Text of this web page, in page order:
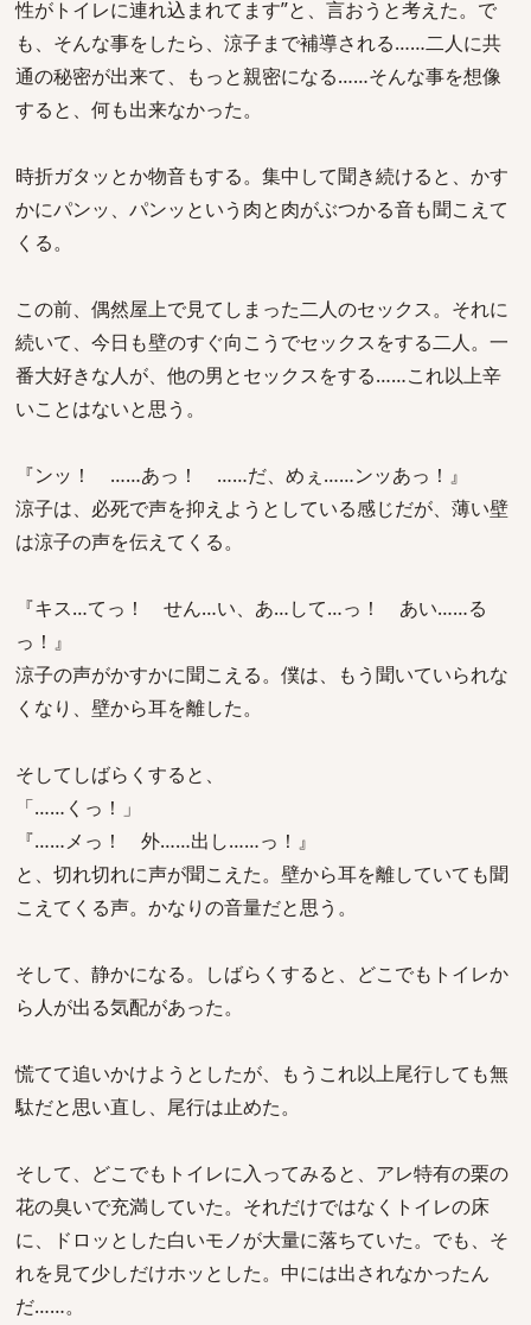
性がトイレに連れ込まれてます”と、言おうと考えた。で
も、そんな事をしたら、涼子まで補導される……二人に共
通の秘密が出来て、もっと親密になる……そんな事を想像
すると、何も出来なかった。
時折ガタッとか物音もする。集中して聞き続けると、かす
かにパンッ、パンッという肉と肉がぶつかる音も聞こえて
くる。
この前、偶然屋上で見てしまった二人のセックス。それに
続いて、今日も壁のすぐ向こうでセックスをする二人。一
番大好きな人が、他の男とセックスをする……これ以上辛
いことはないと思う。
『ンッ！ ……あっ！ ……だ、めぇ……ンッあっ！』
涼子は、必死で声を抑えようとしている感じだが、薄い壁
は涼子の声を伝えてくる。
『キス…てっ！ せん…い、あ…して…っ！ あい……る
っ！』
涼子の声がかすかに聞こえる。僕は、もう聞いていられな
くなり、壁から耳を離した。
そしてしばらくすると、
「……くっ！」
『……メっ！ 外……出し……っ！』
と、切れ切れに声が聞こえた。壁から耳を離していても聞
こえてくる声。かなりの音量だと思う。
そして、静かになる。しばらくすると、どこでもトイレか
ら人が出る気配があった。
慌てて追いかけようとしたが、もうこれ以上尾行しても無
駄だと思い直し、尾行は止めた。
そして、どこでもトイレに入ってみると、アレ特有の栗の
花の臭いで充満していた。それだけではなくトイレの床
に、ドロッとした白いモノが大量に落ちていた。でも、そ
れを見て少しだけホッとした。中には出されなかったん
だ……。